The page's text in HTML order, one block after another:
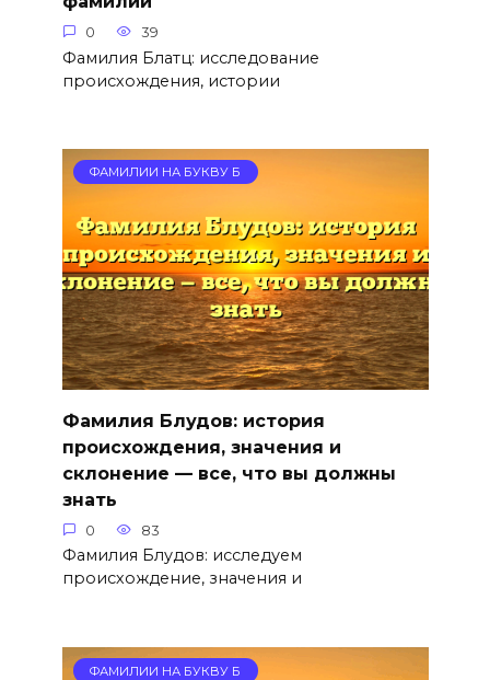
0 39
Фамилия Блатц: исследование
происхождения, истории
ФАМИЛИИ НА БУКВУ Б
Фамилия Блудов: история
происхождения, значения и
склонение — все, что вы должны
знать
0 83
Фамилия Блудов: исследуем
происхождение, значения и
ФАМИЛИИ НА БУКВУ Б